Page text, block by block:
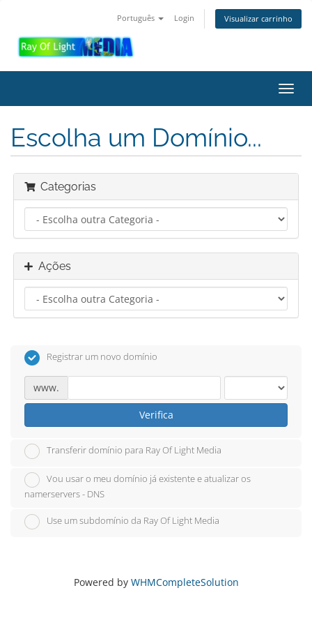
Português Login Visualizar carrinho
Escolha um Domínio...
Categorias
Ações
Registrar um novo domínio
www.
Verifica
Transferir domínio para Ray Of Light Media
Vou usar o meu domínio já existente e atualizar os
namerservers - DNS
Use um subdomínio da Ray Of Light Media
Powered by WHMCompleteSolution